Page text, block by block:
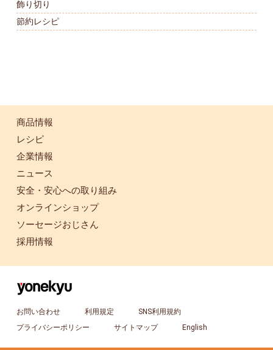
飾り切り
節約レシピ
商品情報
レシピ
企業情報
ニュース
安全・安心への取り組み
オンラインショップ
ソーセージおじさん
採用情報
お問い合わせ 利用規定
SNS利用規約
プライバシーポリシー
サイトマップ English